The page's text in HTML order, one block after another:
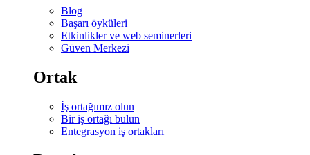
Blog
Başarı öyküleri
Etkinlikler ve web seminerleri
Güven Merkezi
Ortak
İş ortağımız olun
Bir iş ortağı bulun
Entegrasyon iş ortakları